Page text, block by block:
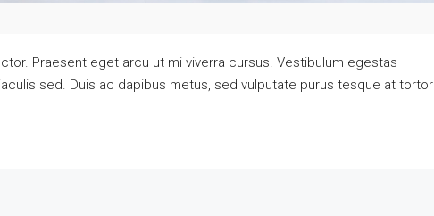
Praesent eget arcu ut mi viverra cursus. Vestibulum egestas
sed. Duis ac dapibus metus, sed vulputate purus tesque at tortor